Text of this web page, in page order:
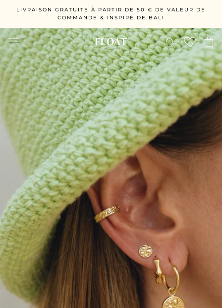
contenu
LIVRAISON GRATUITE À PARTIR DE 50 € DE VALEUR DE
COMMANDE & INSPIRÉ DE BALI